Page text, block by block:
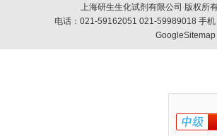
上海研生生化试剂有限公司 版权所
电话：021-59162051 021-59989018 手
GoogleSitemap